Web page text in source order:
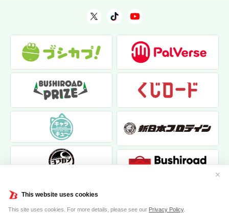
This website uses cookies
This site uses cookies. For more details, please see our Privacy Policy.
✕